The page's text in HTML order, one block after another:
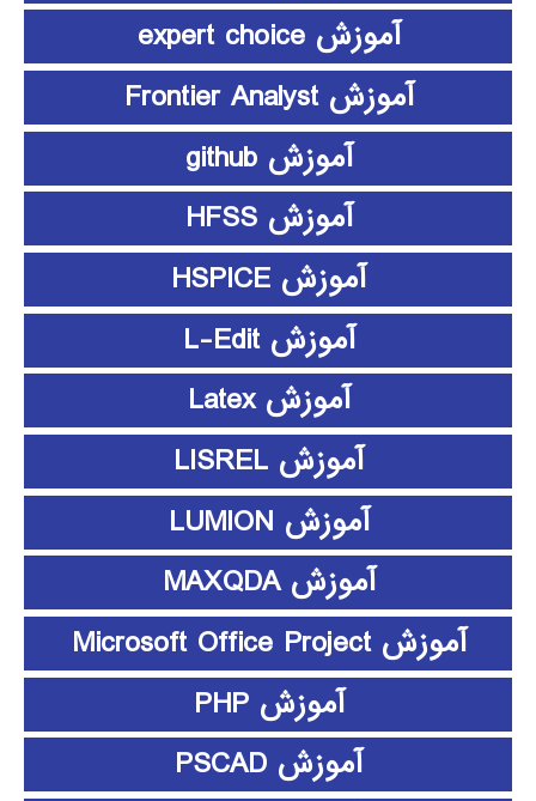
آموزش expert choice
آموزش Frontier Analyst
آموزش github
آموزش HFSS
آموزش HSPICE
آموزش L-Edit
آموزش Latex
آموزش LISREL
آموزش LUMION
آموزش MAXQDA
آموزش Microsoft Office Project
آموزش PHP
آموزش PSCAD